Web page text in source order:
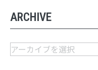
ARCHIVE